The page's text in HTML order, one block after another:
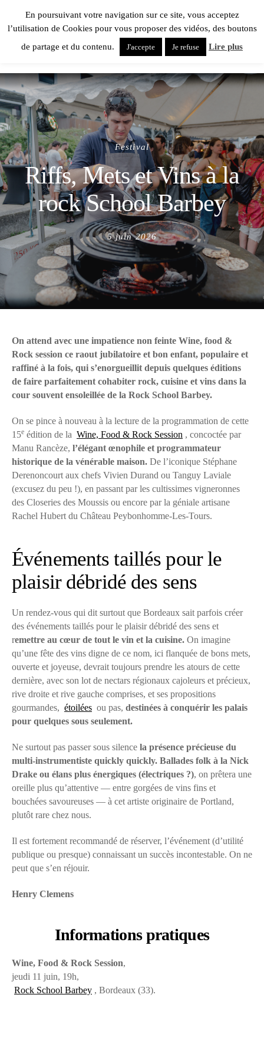
Festival
Riffs, Mets et Vins à la
rock School Barbey
Posted
on
5 juin 2026
On attend avec une impatience non feinte Wine, food &
Rock session ce raout jubilatoire et bon enfant, populaire et
raffiné à la fois, qui s’enorgueillit depuis quelques éditions
de faire parfaitement cohabiter rock, cuisine et vins dans la
cour souvent ensoleillée de la Rock School Barbey.
On se pince à nouveau à la lecture de la programmation de cette
15e édition de la Wine, Food & Rock Session , concoctée par
Manu Rancèze, l’élégant œnophile et programmateur
historique de la vénérable maison. De l’iconique Stéphane
Derenoncourt aux chefs Vivien Durand ou Tanguy Laviale
(excusez du peu !), en passant par les cultissimes vigneronnes
des Closeries des Moussis ou encore par la géniale artisane
Rachel Hubert du Château Peybonhomme-Les-Tours.
Événements taillés pour le
plaisir débridé des sens
Un rendez-vous qui dit surtout que Bordeaux sait parfois créer
des événements taillés pour le plaisir débridé des sens et
remettre au cœur de tout le vin et la cuisine. On imagine
qu’une fête des vins digne de ce nom, ici flanquée de bons mets,
ouverte et joyeuse, devrait toujours prendre les atours de cette
dernière, avec son lot de nectars régionaux cajoleurs et précieux,
rive droite et rive gauche comprises, et ses propositions
gourmandes, étoilées ou pas, destinées à conquérir les palais
pour quelques sous seulement.
Ne surtout pas passer sous silence la présence précieuse du
multi-instrumentiste quickly quickly. Ballades folk à la Nick
Drake ou élans plus énergiques (électriques ?), on prêtera une
oreille plus qu’attentive — entre gorgées de vins fins et
bouchées savoureuses — à cet artiste originaire de Portland,
plutôt rare chez nous.
Il est fortement recommandé de réserver, l’événement (d’utilité
publique ou presque) connaissant un succès incontestable. On ne
peut que s’en réjouir.
Henry Clemens
Informations pratiques
Wine, Food & Rock Session,
jeudi 11 juin, 19h,
Rock School Barbey , Bordeaux (33).
En poursuivant votre navigation sur ce site, vous acceptez
l’utilisation de Cookies pour vous proposer des vidéos, des boutons
de partage et du contenu.
J'accepte Je refuse Lire plus